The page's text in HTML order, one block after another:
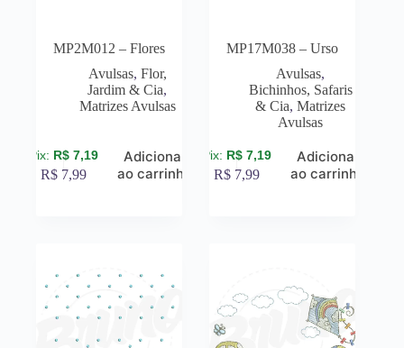
MP2M012 – Flores
Avulsas, Flor,
Jardim & Cia,
Matrizes Avulsas
R$ 7,19
R$ 7,99
Adicionar
ao carrinho
MP17M038 – Urso
Avulsas,
Bichinhos, Safaris
& Cia,Matrizes
Avulsas
R$ 7,19
R$ 7,99
Adicionar
ao carrinho